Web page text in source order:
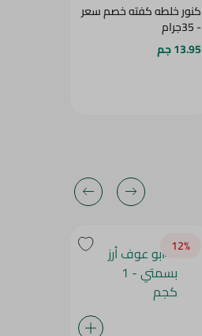
كنور خلطه كفته خصم سعر
- 35جرام
13.95 جم
12‎%‎